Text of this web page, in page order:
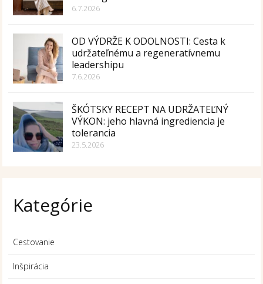
6.7.2026
OD VÝDRŽE K ODOLNOSTI: Cesta k
udržateľnému a regeneratívnemu
leadershipu
7.6.2026
ŠKÓTSKY RECEPT NA UDRŽATEĽNÝ
VÝKON: jeho hlavná ingrediencia je
tolerancia
23.5.2026
Kategórie
Cestovanie
Inšpirácia